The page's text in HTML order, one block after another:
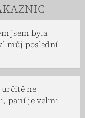
jsem byla
můj poslední
ne
paní je velmi